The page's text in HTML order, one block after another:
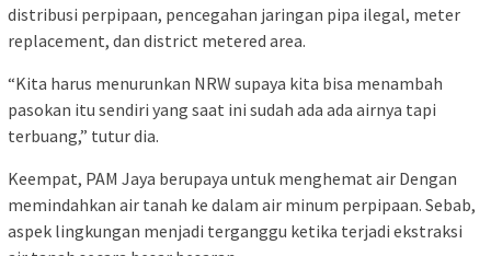
distribusi perpipaan, pencegahan jaringan pipa ilegal, meter
replacement, dan district metered area.
“Kita harus menurunkan NRW supaya kita bisa menambah
pasokan itu sendiri yang saat ini sudah ada ada airnya tapi
terbuang,” tutur dia.
Keempat, PAM Jaya berupaya untuk menghemat air Dengan
memindahkan air tanah ke dalam air minum perpipaan. Sebab,
aspek lingkungan menjadi terganggu ketika terjadi ekstraksi